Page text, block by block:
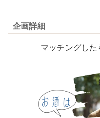
企画詳細
マッチングし